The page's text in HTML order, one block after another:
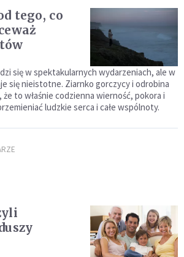
tego, co
się w spektakularnych wydarzeniach, ale w
się nieistotne. Ziarnko gorczycy i odrobina
to właśnie codzienna wierność, pokora i
ludzkie serca i całe wspólnoty.